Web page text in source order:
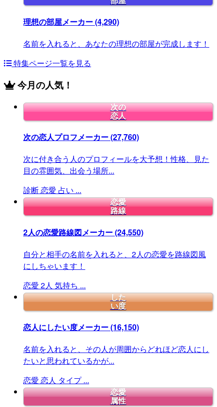
理想の部屋メーカー(4,290)
名前を入れると、あなたの理想の部屋が完成します！
特集ページ一覧を見る
今月の人気！
次の
恋人
次の恋人プロフメーカー(27,760)
次に付き合う人のプロフィールを大予想！性格、見た
目の雰囲気、出会う場所...
診断恋愛 占い ...
恋愛
路線
2人の恋愛路線図メーカー(24,550)
自分と相手の名前を入れると、2人の恋愛を路線図風
にしちゃいます！
恋愛 2人 気持ち ...
した
い度
恋人にしたい度メーカー(16,150)
名前を入れると、その人が周囲からどれほど恋人にし
たいと思われているかが...
恋愛 恋人 タイプ ...
恋愛
属性